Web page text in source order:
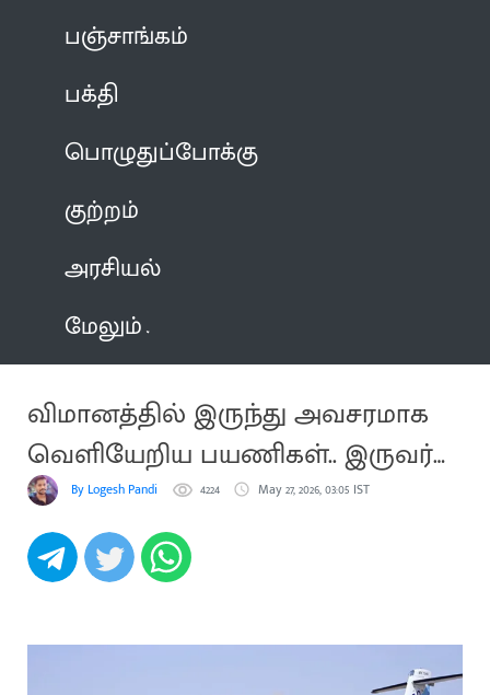
பஞ்சாங்கம்
பக்தி
பொழுதுப்போக்கு
குற்றம்
அரசியல்
மேலும்
விமானத்தில் இருந்து அவசரமாக
வெளியேறிய பயணிகள்.. இருவர்
காயம்By Logesh Pandi 4224 May 27, 2026, 03:05 IST